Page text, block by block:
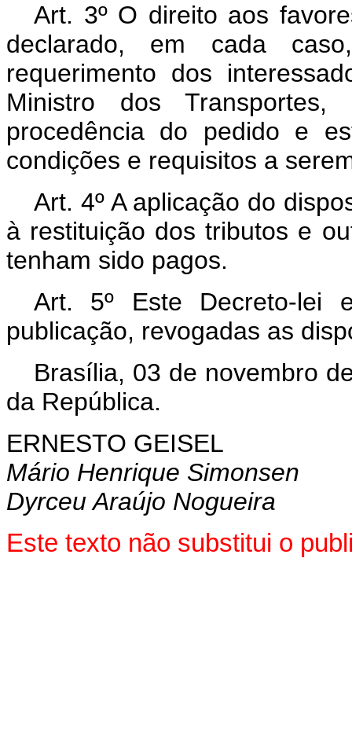
Art. 3º O direito aos
declarado, em cada
requerimento dos
Ministro dos
procedência do pedido e
condições e requisitos a
Art. 4º A aplicação do
à restituição dos tributos e
tenham sido pagos.
Art. 5º Este Decreto-lei
publicação, revogadas as
Brasília, 03 de novembro
da República.
ERNESTO GEISEL
Mário Henrique Simonsen
Dyrceu Araújo Nogueira
Este texto não substitui o